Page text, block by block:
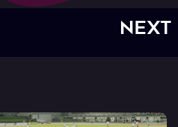
NEXT